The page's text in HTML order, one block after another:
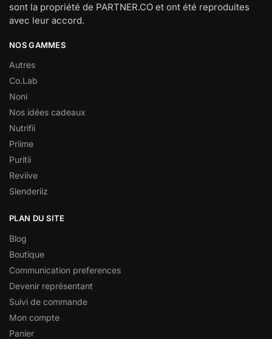
sont la propriété de PARTNER.CO et ont été reproduites
avec leur accord.
NOS GAMMES
Autres
Co.Lab
Noni
Nos idées cadeaux
Nutrifii
Priime
Puritii
Reviive
Slenderiiz
PLAN DU SITE
Blog
Boutique
Communication preferences
Devenir représentant
Suivi de commande
Mon compte
Panier